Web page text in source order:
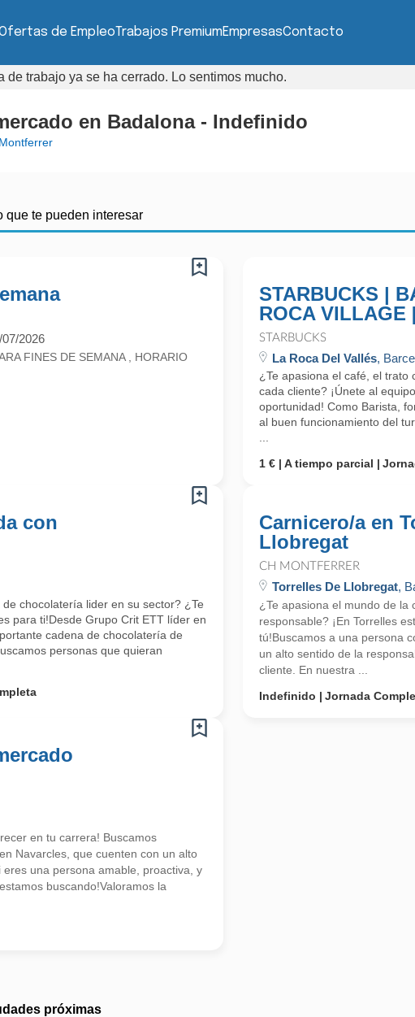
de EmpleoTrabajos PremiumEmpresasContacto
de trabajo ya se ha cerrado. Lo sentimos mucho.
en Badalona - Indefinido
que te pueden interesar
07/2026
FINES DE SEMANA , HORARIO
STARBUCKS |
ROCA VILLAGE
STARBUCKS
La Roca Del Vallés,
¿Te apasiona el café, el trato
cada cliente? ¡Únete al
oportunidad! Como Barista,
al buen funcionamiento del
1 €
A tiempo parcial
con
chocolatería lider en su sector? ¿Te
para ti!Desde Grupo Crit ETT líder en
cadena de chocolatería de
personas que quieran
Carnicero/a en
Llobregat
CH MONTFERRER
Torrelles De Llobregat,
¿Te apasiona el mundo de
responsable? ¡En Torrelles
tú!Buscamos a una persona
un alto sentido de la
cliente. En nuestra ...
Indefinido
Jornada
en tu carrera! Buscamos
Navarcles, que cuenten con un alto
una persona amable, proactiva, y
buscando!Valoramos la
próximas